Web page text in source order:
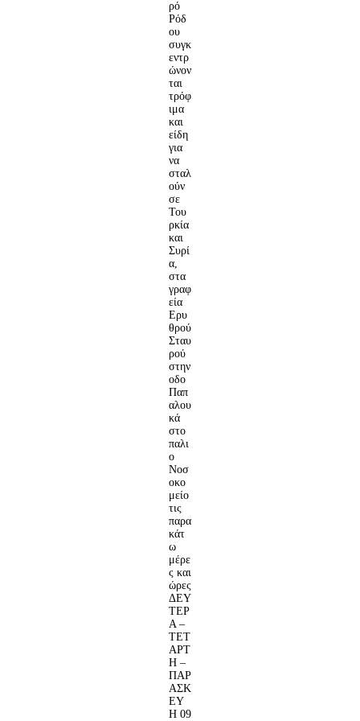
ρό
Ρόδ
ου
συγκ
εντρ
ώνον
ται
τρόφ
ιμα
και
είδη
για
να
σταλ
ούν
σε
Του
ρκία
και
Συρί
α,
στα
γραφ
εία
Ερυ
θρού
Σταυ
ρού
στην
οδο
Παπ
αλου
κά
στο
παλι
ο
Νοσ
οκο
μείο
τις
παρα
κάτ
ω
μέρε
ς και
ώρες
ΔΕΥ
ΤΕΡ
Α –
ΤΕΤ
ΑΡΤ
Η –
ΠΑΡ
ΑΣΚ
ΕΥ
Η 09